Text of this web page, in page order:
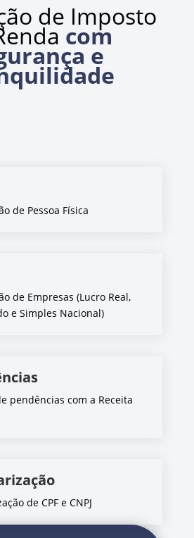
de Imposto
com
e
de Pessoa Física
de Empresas (Lucro Real,
e Simples Nacional)
pendências com a Receita
de CPF e CNPJ